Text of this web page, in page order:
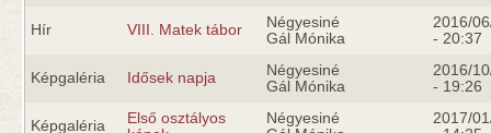
Hír VIII. Matek tábor
Négyesiné
Gál Mónika
2016/
- 20:37
Képgaléria Idősek napja
Négyesiné
Gál Mónika
2016/
- 19:26
Képgaléria
Első osztályos
Négyesiné
2017/